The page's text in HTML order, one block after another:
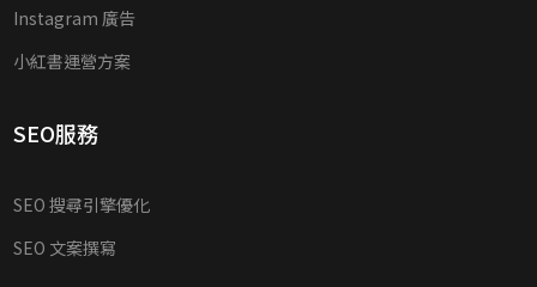
Instagram 廣告
小紅書運營方案
SEO服務
SEO 搜尋引擎優化
SEO 文案撰寫